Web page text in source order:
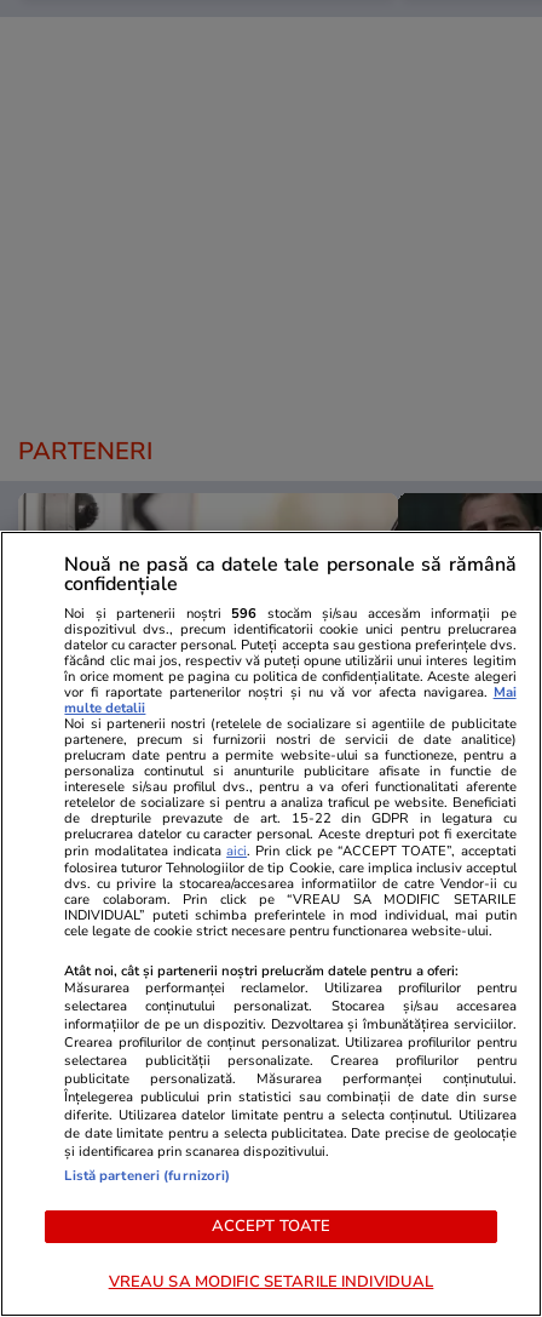
PARTENERI
Mediafax.ro
Adio drumuri repetate după țigări
ieftine în Bulgaria. România
limitează la 40 de pachete în 40
de zile
StirileKanalD.ro
UPDATE Zi
Georgescu!
judecat
lovitură de
PROMO
Nouă ne pasă ca datele tale personale să rămână
confidențiale
Noi și partenerii noștri 596 stocăm și/sau accesăm informații pe
dispozitivul dvs., precum identificatorii cookie unici pentru prelucrarea
datelor cu caracter personal. Puteți accepta sau gestiona preferințele dvs.
făcând clic mai jos, respectiv vă puteți opune utilizării unui interes legitim
în orice moment pe pagina cu politica de confidențialitate. Aceste alegeri
vor fi raportate partenerilor noștri și nu vă vor afecta navigarea. Mai
multe detalii
Noi si partenerii nostri (retelele de socializare si agentiile de publicitate
partenere, precum si furnizorii nostri de servicii de date analitice)
prelucram date pentru a permite website-ului sa functioneze, pentru a
personaliza continutul si anunturile publicitare afisate in functie de
interesele si/sau profilul dvs., pentru a va oferi functionalitati aferente
retelelor de socializare si pentru a analiza traficul pe website. Beneficiati
de drepturile prevazute de art. 15-22 din GDPR in legatura cu
prelucrarea datelor cu caracter personal. Aceste drepturi pot fi exercitate
prin modalitatea indicataaici. Prin click pe “ACCEPT TOATE”, acceptati
folosirea tuturor Tehnologiilor de tip Cookie, care implica inclusiv acceptul
dvs. cu privire la stocarea/accesarea informatiilor de catre Vendor-ii cu
care colaboram. Prin click pe “VREAU SA MODIFIC SETARILE
INDIVIDUAL” puteti schimba preferintele in mod individual, mai putin
cele legate de cookie strict necesare pentru functionarea website-ului.
Atât noi, cât și partenerii noștri prelucrăm datele pentru a oferi:
Măsurarea performanței reclamelor. Utilizarea profilurilor pentru
selectarea conținutului personalizat. Stocarea și/sau accesarea
informațiilor de pe un dispozitiv. Dezvoltarea și îmbunătățirea serviciilor.
Crearea profilurilor de conținut personalizat. Utilizarea profilurilor pentru
selectarea publicității personalizate. Crearea profilurilor pentru
publicitate personalizată. Măsurarea performanței conținutului.
Înțelegerea publicului prin statistici sau combinații de date din surse
diferite. Utilizarea datelor limitate pentru a selecta conținutul. Utilizarea
de date limitate pentru a selecta publicitatea. Date precise de geolocație
și identificarea prin scanarea dispozitivului.
Listă parteneri (furnizori)
ACCEPT TOATE
VREAU SA MODIFIC SETARILE INDIVIDUAL